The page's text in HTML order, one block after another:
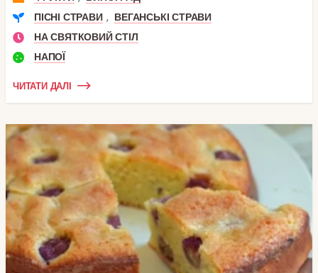
ПІСНІ СТРАВИ ,
ВЕГАНСЬКІ СТРАВИ
НА СВЯТКОВИЙ СТІЛ
НАПОЇ
ЧИТАТИ ДАЛІ